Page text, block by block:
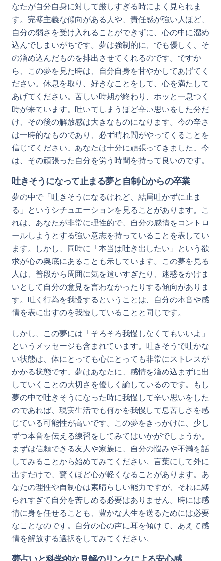
なたが自分自身に対して厳しすぎる時によく見られま
す。完璧主義な傾向がある人や、責任感が強い人ほど、
自分の弱さを受け入れることができずに、心の中に溜め
込んでしまいがちです。夢は強制的に、でも優しく、そ
の溜め込んだものを排出させてくれるのです。ですか
ら、この夢を見た時は、自分自身を甘やかしてあげてく
ださい。休息を取り、好きなことをして、心を満たして
あげてください。苦しい時期が終わり、ホッと一息つく
時が来ています。吐いてしまうほど辛い思いをした分だ
け、その後の解放感は大きなものになります。今の辛さ
は一時的なものであり、必ず晴れ間がやってくることを
信じてください。あなたは十分に頑張ってきました。今
は、その頑張った自分を労う時間を持って良いのです。
吐きそうになって止まる夢と自制心からの卒業
夢の中で「吐きそうになるけれど、結局吐かずに止ま
る」というシチュエーションを見ることがあります。こ
れは、あなたが非常に理性的で、自分の感情をコントロ
ールしようとする強い意志を持っていることを表してい
ます。しかし、同時に「本当は吐き出したい」という欲
求が心の奥底にあることも示しています。この夢を見る
人は、普段から周囲に気を遣いすぎたり、迷惑をかけま
いとして自分の意見を言わなかったりする傾向がありま
す。吐く行為を我慢するということは、自分の本音や感
情を表に出すのを我慢していることと同じです。
しかし、この夢には「そろそろ我慢しなくてもいいよ」
というメッセージも含まれています。吐きそうで吐かな
い状態は、体にとっても心にとっても非常にストレスが
かかる状態です。夢はあなたに、感情を溜め込まずに出
していくことの大切さを優しく諭しているのです。もし
夢の中で吐きそうになった時に我慢して辛い思いをした
のであれば、現実生活でも何かを我慢して息苦しさを感
じている可能性が高いです。この夢をきっかけに、少し
ずつ本音を伝える練習をしてみてはいかがでしょうか。
まずは信頼できる友人や家族に、自分の悩みや不満を話
してみることから始めてみてください。言葉にして外に
出すだけで、驚くほど心が軽くなることがあります。あ
なたの理性や自制心は素晴らしい能力ですが、それに縛
られすぎて自分を苦しめる必要はありません。時には感
情に身を任せることも、豊かな人生を送るためには必要
なことなのです。自分の心の声に耳を傾けて、あえて感
情を解放する選択をしてみてください。
夢占いと科学的な見解のリンクによる安心感